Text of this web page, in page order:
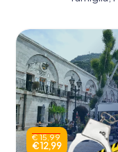
€ 15,99
€ 12,99